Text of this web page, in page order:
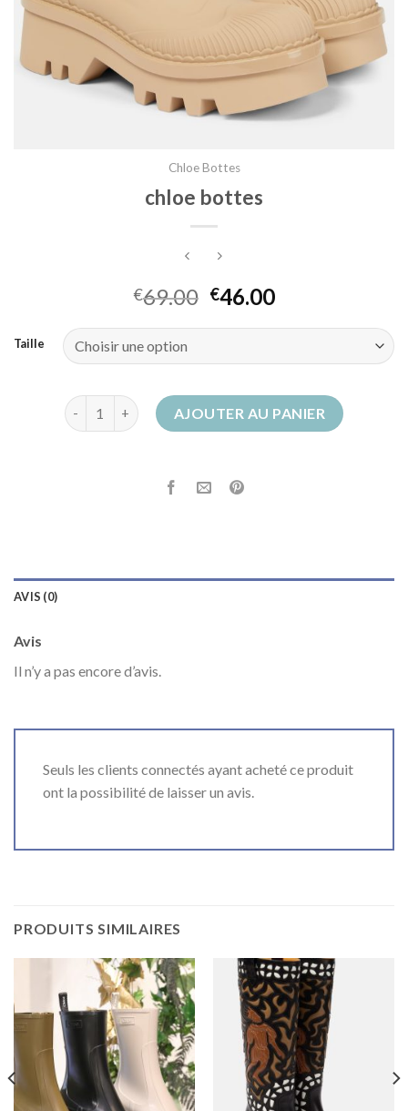
Chloe Bottes
chloe bottes
€69.00 €46.00
Taille
quantité de chloe bottesAJOUTER AU PANIER
AVIS (0)
Avis
Il n’y a pas encore d’avis.
Seuls les clients connectés ayant acheté ce produit
ont la possibilité de laisser un avis.
PRODUITS SIMILAIRES